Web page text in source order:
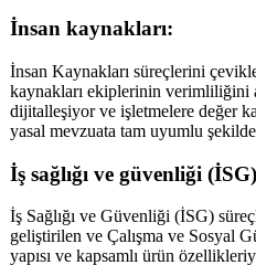
İnsan kaynakları:
İnsan Kaynakları süreçlerini
kaynakları ekiplerinin verimliliğini
dijitalleşiyor ve işletmelere değer
yasal mevzuata tam uyumlu
İş sağlığı ve güvenliği
İş Sağlığı ve Güvenliği (İSG)
geliştirilen ve Çalışma ve Sosyal
yapısı ve kapsamlı ürün